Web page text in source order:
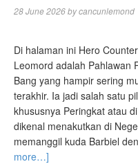
28 June 2026bycancunlemond
Di halaman ini Hero
Leomord adalah Pahlawan
Bang yang hampir sering
terakhir. Ia jadi salah satu
khususnya Peringkat atau
dikenal menakutkan di
memanggil kuda Barbiel
more…]